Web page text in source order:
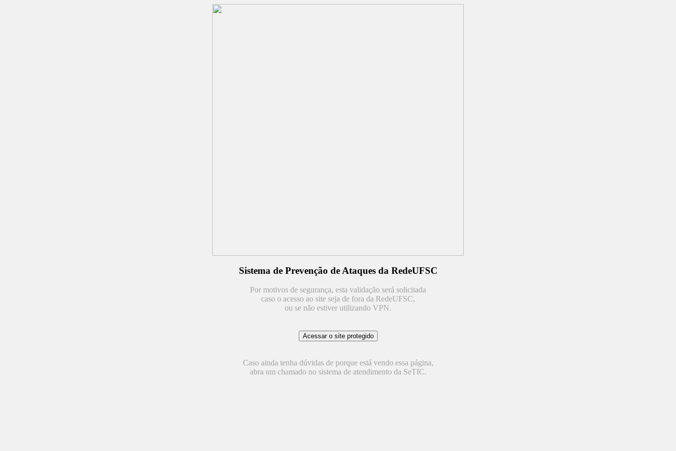
Sistema de Prevenção de Ataques da RedeUFSC
Por motivos de segurança, esta validação será solicitada
caso o acesso ao site seja de fora da RedeUFSC,
ou se não estiver utilizando VPN.
Caso ainda tenha dúvidas de porque está vendo essa página,
abra um chamado no sistema de atendimento da SeTIC.